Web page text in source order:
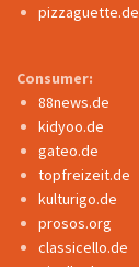
pizzaguette.de
Consumer:
88news.de
kidyoo.de
gateo.de
topfreizeit.de
kulturigo.de
prosos.org
classicello.de